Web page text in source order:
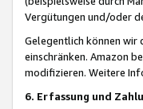
Vergütungen und/oder
Gelegentlich können wir
einschränken. Amazon
modifizieren. Weitere
6. Erfassung und